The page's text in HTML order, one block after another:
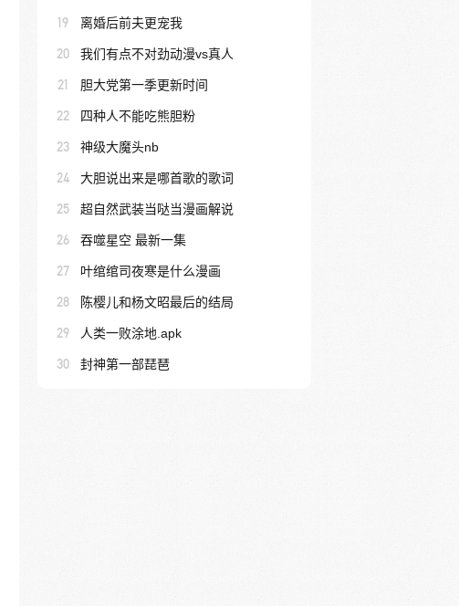
19 离婚后前夫更宠我
20 我们有点不对劲动漫vs真人
21 胆大党第一季更新时间
22 四种人不能吃熊胆粉
23 神级大魔头nb
24 大胆说出来是哪首歌的歌词
25 超自然武装当哒当漫画解说
26 吞噬星空 最新一集
27 叶绾绾司夜寒是什么漫画
28 陈樱儿和杨文昭最后的结局
29 人类一败涂地.apk
30 封神第一部琵琶